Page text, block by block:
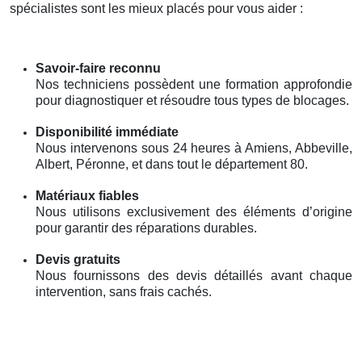
spécialistes sont les mieux placés pour vous aider :
Savoir-faire reconnu
Nos techniciens possèdent une formation approfondie
pour diagnostiquer et résoudre tous types de blocages.
Disponibilité immédiate
Nous intervenons sous 24 heures à Amiens, Abbeville,
Albert, Péronne, et dans tout le département 80.
Matériaux fiables
Nous utilisons exclusivement des éléments d’origine
pour garantir des réparations durables.
Devis gratuits
Nous fournissons des devis détaillés avant chaque
intervention, sans frais cachés.